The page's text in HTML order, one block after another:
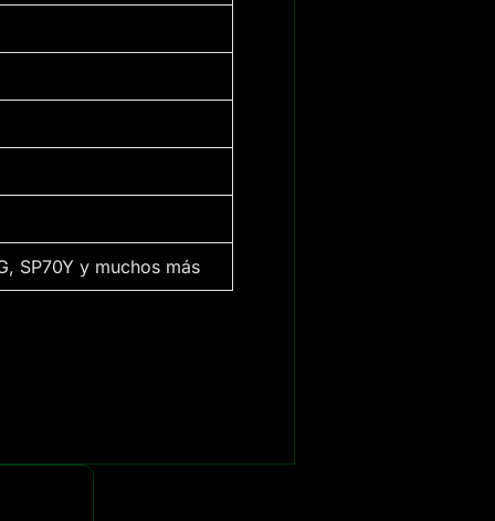
SP70Y y muchos más